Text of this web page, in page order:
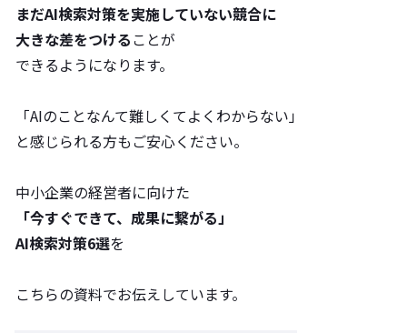
まだAI検索対策を実施していない競合に
大きな差をつけることが
できるようになります。
「AIのことなんて難しくてよくわからない」
と感じられる方もご安心ください。
中小企業の経営者に向けた
「今すぐできて、成果に繋がる」
AI検索対策6選を
こちらの資料でお伝えしています。